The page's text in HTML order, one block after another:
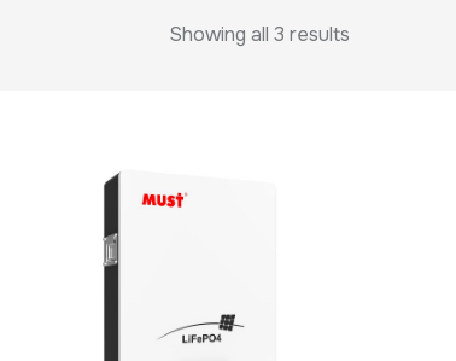
Showing all 3 results